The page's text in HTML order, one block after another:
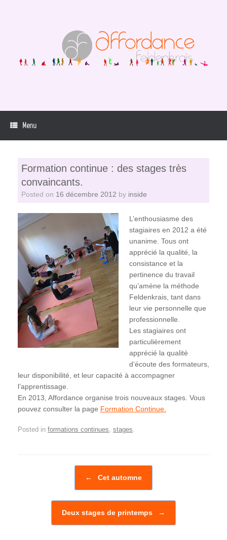
Menu
Formation continue : des stages très
convaincants.
Posted on 16 décembre 2012 by inside
L’enthousiasme des
stagiaires en 2012 a été
unanime. Tous ont
apprécié la qualité, la
consistance et la
pertinence du travail
qu’amène la méthode
Feldenkrais, tant dans
leur vie personnelle que
professionnelle.
Les stagiaires ont
particulièrement
apprécié la qualité
d’écoute des formateurs,
leur disponibilité, et leur capacité à accompagner
l’apprentissage.
En 2013, Affordance organise trois nouveaux stages. Vous
pouvez consulter la page Formation Continue.
Posted in formations continues stages
← Cet automne
Deux stages de printemps →